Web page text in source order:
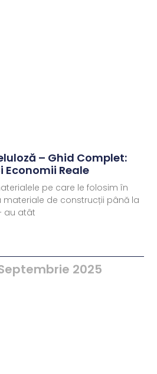
– Ghid Complet:
Economii Reale
pe care le folosim în
materiale de construcții până la
au atât
2025